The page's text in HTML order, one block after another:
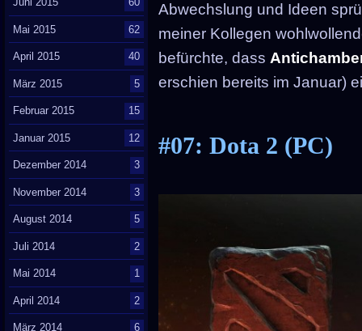
Abwechslung und Ideen
meiner Kollegen
befürchte, dass
erschien bereits im Januar)
#07: Dota 2 (PC)
Mai 2015 62
April 2015 40
März 2015 5
Februar 2015 15
Januar 2015 12
Dezember 2014 3
November 2014 3
August 2014 5
Juli 2014 2
Mai 2014 1
April 2014 2
März 2014 6